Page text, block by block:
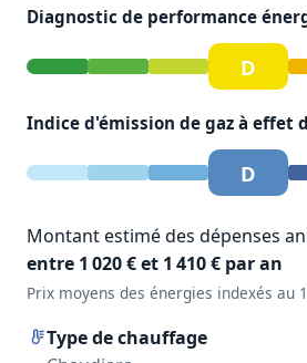
Diagnostic de performance
D
Indice d'émission de gaz à effet
D
Montant estimé des dépenses
entre 1 020 € et 1 410 € par an
Prix moyens des énergies indexés au
Type de chauffage